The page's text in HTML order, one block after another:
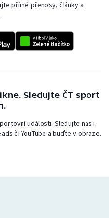
přímé přenosy, články a
Sledujte ČT sport
události. Sledujte nás i
či YouTube a buďte v obraze.